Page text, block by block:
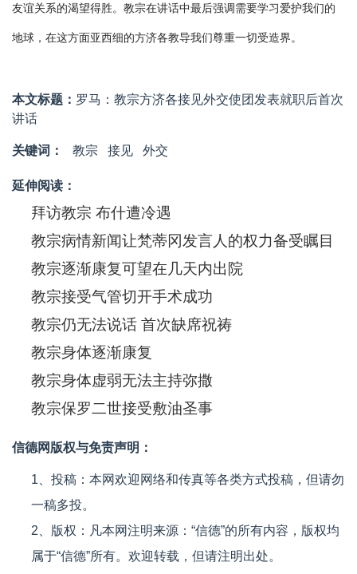
友谊关系的渴望得胜。教宗在讲话中最后强调需要学习爱护我们的
地球，在这方面亚西细的方济各教导我们尊重一切受造界。
本文标题： 罗马：教宗方济各接见外交使团发表就职后首次
讲话
关键词： 教宗 接见 外交
延伸阅读：
拜访教宗 布什遭冷遇
教宗病情新闻让梵蒂冈发言人的权力备受瞩目
教宗逐渐康复可望在几天内出院
教宗接受气管切开手术成功
教宗仍无法说话 首次缺席祝祷
教宗身体逐渐康复
教宗身体虚弱无法主持弥撒
教宗保罗二世接受敷油圣事
信德网版权与免责声明：
1、投稿：本网欢迎网络和传真等各类方式投稿，但请勿
一稿多投。
2、版权：凡本网注明来源：“信德”的所有内容，版权均
属于“信德”所有。欢迎转载，但请注明出处。